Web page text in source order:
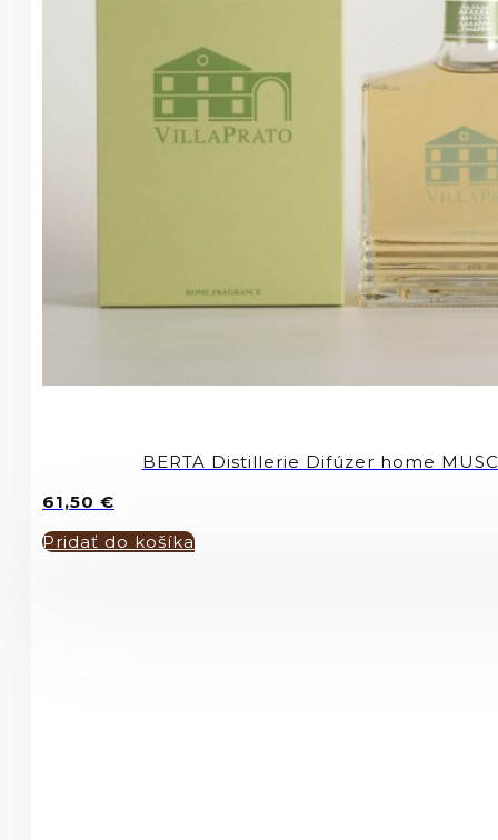
BERTA Distillerie Difúzer home
61,50 €
Pridať do košíka